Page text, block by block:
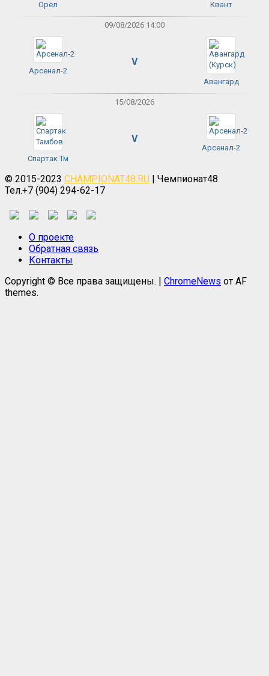
Орёл Квант
09/08/2026 14:00
Арсенал-2
V
Авангард
15/08/2026
Спартак Тм
V
Арсенал-2
© 2015-2023 CHAMPIONAT48.RU | Чемпионат48
Тел.+7 (904) 294-62-17
О проекте
Обратная связь
Контакты
Copyright © Все права защищены. | ChromeNews от AF
themes.